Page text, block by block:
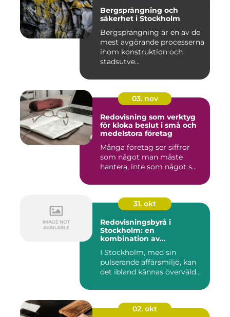
Bergsprängning och
säkerhet i Stockholm
Bergsprängning är en av de
mest avgörande processerna
inom konstruktion och
stadsutve...
03. nov
Redovisning som verktyg
för kloka beslut i små och
medelstora företag
Många företag ser siffror
som något man måste
hantera, inte som något s...
31. okt
Redovisningsbyrå i
Stockholm: en
kombination av
personlig service
I Stockholm, med sin
pulserande affärsmiljö, kan
det ibland kännas överväld...
02. okt